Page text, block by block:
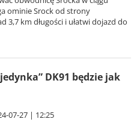
ominie Srock od strony
3,7 km długości i ułatwi dojazd do
DK91 będzie jak
07-27 | 12:25